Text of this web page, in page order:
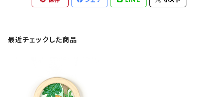
最近チェックした商品